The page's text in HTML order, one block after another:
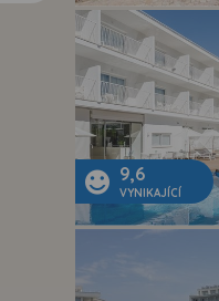
9,6
VYNIKAJÍCÍ